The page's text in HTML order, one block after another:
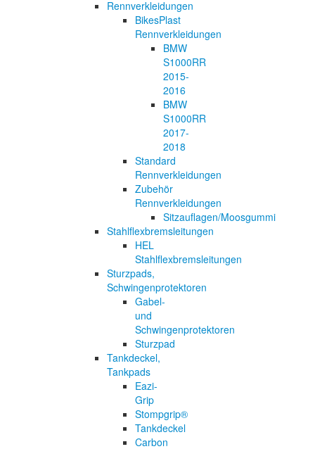
Rennverkleidungen
BikesPlast
Rennverkleidungen
BMW
S1000RR
2015-
2016
BMW
S1000RR
2017-
2018
Standard
Rennverkleidungen
Zubehör
Rennverkleidungen
Sitzauflagen/Moosgummi
Stahlflexbremsleitungen
HEL
Stahlflexbremsleitungen
Sturzpads,
Schwingenprotektoren
Gabel-
und
Schwingenprotektoren
Sturzpad
Tankdeckel,
Tankpads
Eazi-
Grip
Stompgrip®
Tankdeckel
Carbon